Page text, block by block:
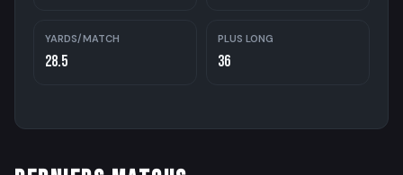
YARDS/MATCH
28.5
PLUS LONG
36